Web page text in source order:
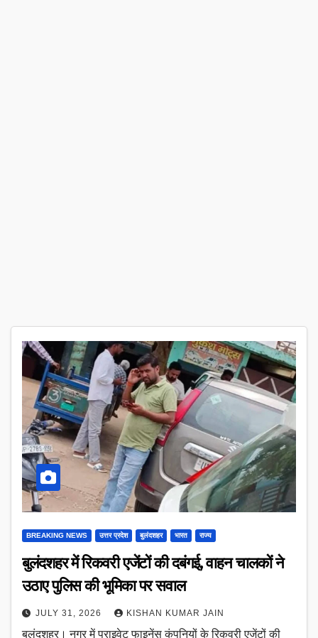
BREAKING NEWS उत्तर प्रदेश बुलंदशहर भारत राज्य
बुलंदशहर में रिकवरी एजेंटों की दबंगई, वाहन चालकों ने
उठाए पुलिस की भूमिका पर सवाल
JULY 31, 2026 KISHAN KUMAR JAIN
बुलंदशहर। नगर में प्राइवेट फाइनेंस कंपनियों के रिकवरी एजेंटों की